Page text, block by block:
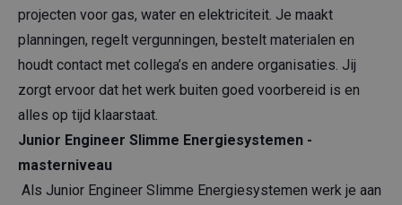
projecten voor gas, water en elektriciteit. Je maakt
planningen, regelt vergunningen, bestelt materialen en
houdt contact met collega’s en andere organisaties. Jij
zorgt ervoor dat het werk buiten goed voorbereid is en
alles op tijd klaarstaat.
Junior Engineer Slimme Energiesystemen -
masterniveau
Als Junior Engineer Slimme Energiesystemen werk je aan